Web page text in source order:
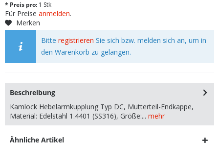
* Preis pro: 1 Stk
Für Preise anmelden.
Merken
Bitteregistrieren Sie sich bzw. melden sich an, um in
den Warenkorb zu gelangen.
Beschreibung
Kamlock Hebelarmkupplung Typ DC, Mutterteil-Endkappe,
Material: Edelstahl 1.4401 (SS316), Größe:... mehr
Ähnliche Artikel